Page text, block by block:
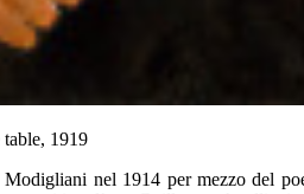
1919
nel 1914 per mezzo del